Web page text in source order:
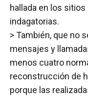
hallada en los
indagatorias.
> También, que no
mensajes y
menos cuatro
reconstrucción de
porque las